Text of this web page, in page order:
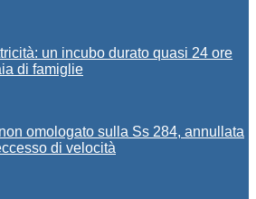
un incubo durato quasi 24 ore
di famiglie
omologato sulla Ss 284, annullata
di velocità